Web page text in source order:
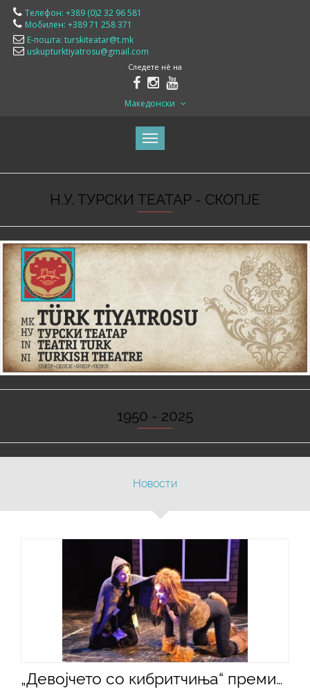
Телефон: +389 (0)2 32 96 581
Мобилен: +389 71 258 371
Е-пошта: turskiteatar@t.mk
uskupturktiyatrosu@gmail.com
Следете нè на
Македонски
Н.У. ТУРСКИ ТЕАТАР - СКОПЈЕ
1950 - 2025
Новости
„Девојчето со кибритчиња“ премиерно во Турски театар